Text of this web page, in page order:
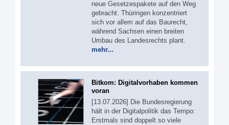
neue Gesetzespakete auf den Weg
gebracht. Thüringen konzentriert
sich vor allem auf das Baurecht,
während Sachsen einen breiten
Umbau des Landesrechts plant.
mehr...
Bitkom: Digitalvorhaben kommen
voran
[13.07.2026] Die Bundesregierung
hält in der Digitalpolitik das Tempo:
Erstmals sind doppelt so viele